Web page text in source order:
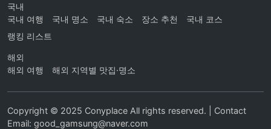
국내
국내 여행
국내 명소 국내 숙소 장소 추천
국내 코스
랭킹 리스트
해외
해외 여행
해외 지역별 맛집·명소
Copyright © 2025 Conyplace All rights reserved. | Contact
Email: good_gamsung@naver.com